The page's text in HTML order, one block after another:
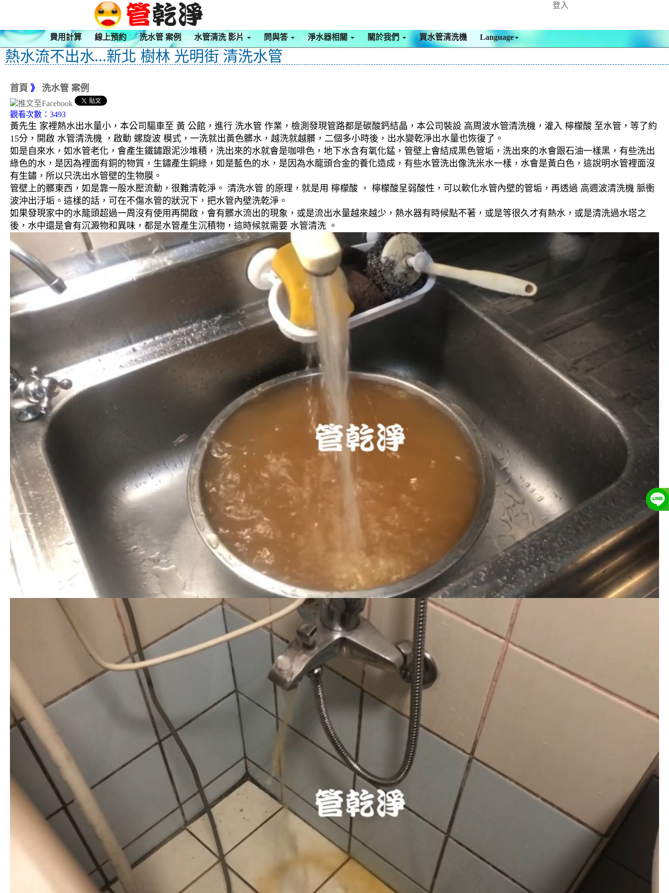
登入
費用計算 線上預約 洗水管 案例 水管清洗 影片 問與答 淨水器相關 關於我們 買水管清洗機 Language
熱水流不出水...新北 樹林 光明街 清洗水管
首頁 》 洗水管 案例
觀看次數：3493
黃先生 家裡熱水出水量小，本公司驅車至 黃 公館，進行 洗水管 作業，檢測發現管路都是碳酸鈣結晶，本公司裝設 高周波水管清洗機，灌入 檸檬酸 至水管，等了約
15分，開啟 水管清洗機 ，啟動 螺旋波 模式，一洗就出黃色髒水，越洗就越髒，二個多小時後，出水變乾淨出水量也恢復了。
如是自來水，如水管老化，會產生鐵鏽跟泥沙堆積，洗出來的水就會是咖啡色，地下水含有氧化錳，管壁上會結成黑色管垢，洗出來的水會跟石油一樣黑，有些洗出
綠色的水，是因為裡面有銅的物質，生鏽產生銅綠，如是藍色的水，是因為水龍頭合金的養化造成，有些水管洗出像洗米水一樣，水會是黃白色，這說明水管裡面沒
有生鏽，所以只洗出水管壁的生物膜。
管壁上的髒東西，如是靠一般水壓流動，很難清乾淨。 清洗水管 的原理，就是用 檸檬酸 ， 檸檬酸呈弱酸性，可以軟化水管內壁的管垢，再透過 高週波清洗機 脈衝
波沖出汙垢。這樣的話，可在不傷水管的狀況下，把水管內壁洗乾淨。
如果發現家中的水龍頭超過一周沒有使用再開啟，會有髒水流出的現象，或是流出水量越來越少，熱水器有時候點不著，或是等很久才有熱水，或是清洗過水塔之
後，水中還是會有沉澱物和異味，都是水管產生沉積物，這時候就需要 水管清洗 。